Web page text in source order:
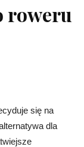
roweru
się na
dla